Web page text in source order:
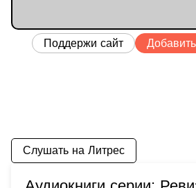
Поддержи сайт
Слушать на Литрес